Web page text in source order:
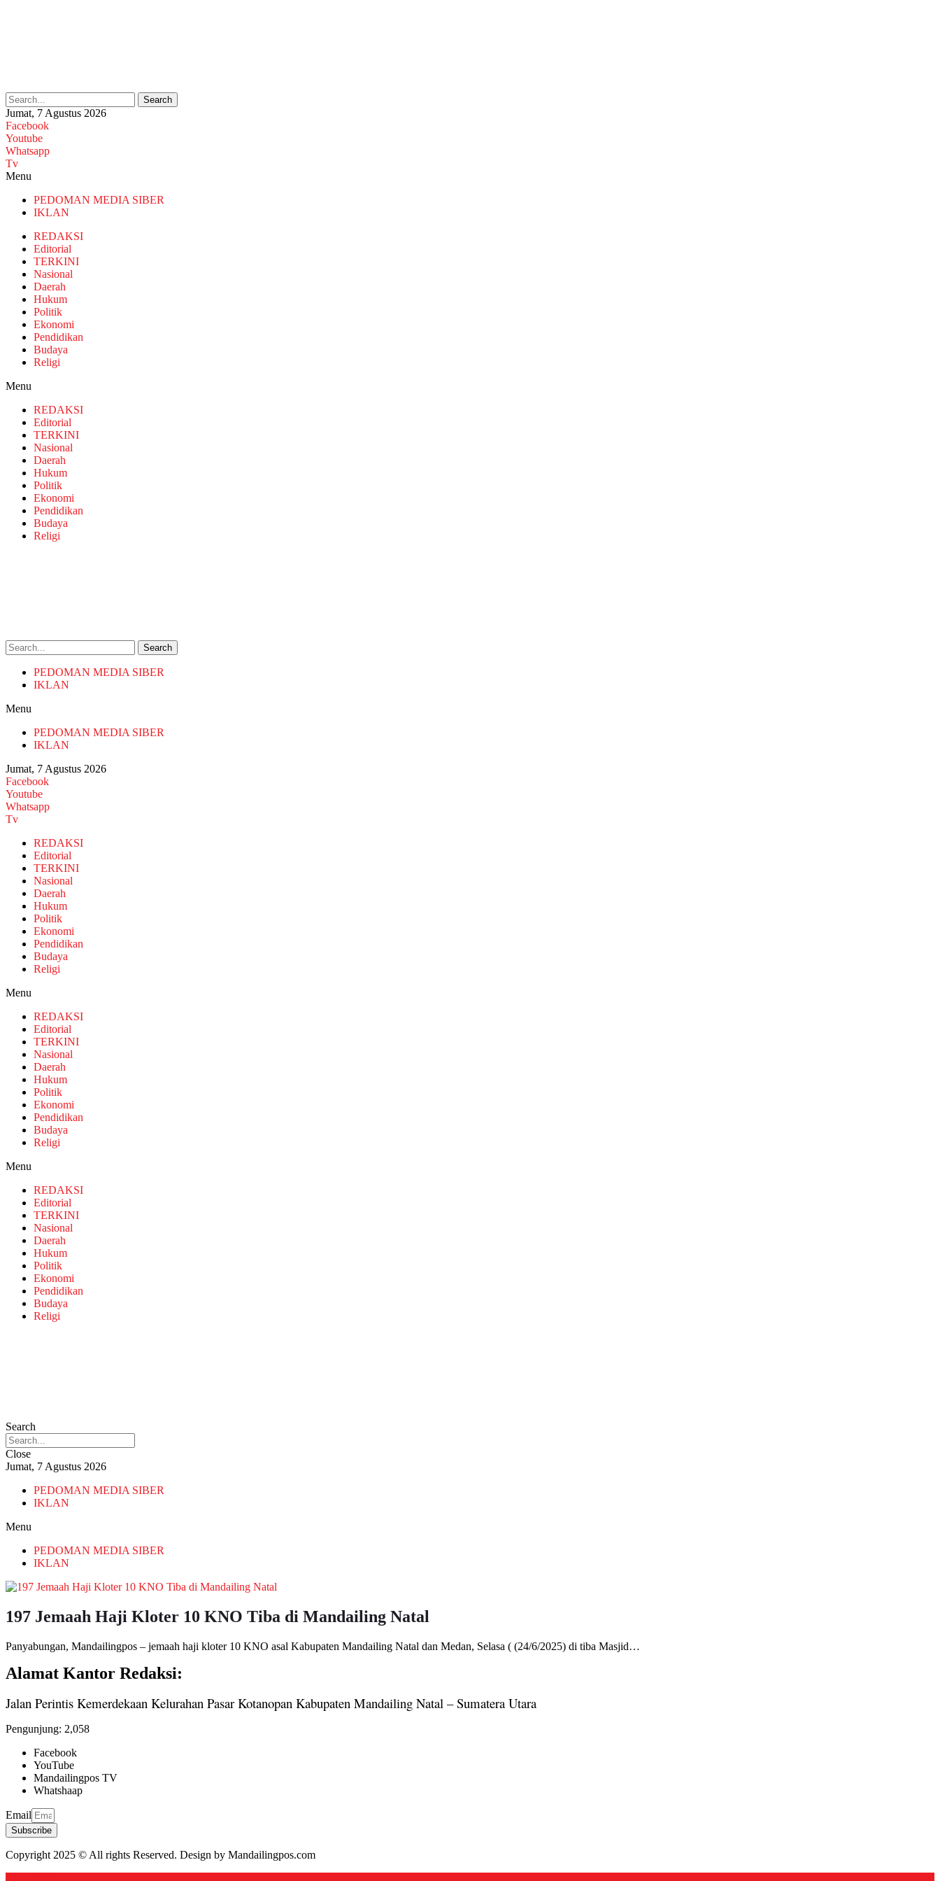
Search
Jumat, 7 Agustus 2026
Facebook
Youtube
Whatsapp
Tv
Menu
PEDOMAN MEDIA SIBER
IKLAN
REDAKSI
Editorial
TERKINI
Nasional
Daerah
Hukum
Politik
Ekonomi
Pendidikan
Budaya
Religi
Menu
REDAKSI
Editorial
TERKINI
Nasional
Daerah
Hukum
Politik
Ekonomi
Pendidikan
Budaya
Religi
Search
PEDOMAN MEDIA SIBER
IKLAN
Menu
PEDOMAN MEDIA SIBER
IKLAN
Jumat, 7 Agustus 2026
Facebook
Youtube
Whatsapp
Tv
REDAKSI
Editorial
TERKINI
Nasional
Daerah
Hukum
Politik
Ekonomi
Pendidikan
Budaya
Religi
Menu
REDAKSI
Editorial
TERKINI
Nasional
Daerah
Hukum
Politik
Ekonomi
Pendidikan
Budaya
Religi
Menu
REDAKSI
Editorial
TERKINI
Nasional
Daerah
Hukum
Politik
Ekonomi
Pendidikan
Budaya
Religi
Search
Close
Jumat, 7 Agustus 2026
PEDOMAN MEDIA SIBER
IKLAN
Menu
PEDOMAN MEDIA SIBER
IKLAN
197 Jemaah Haji Kloter 10 KNO Tiba di Mandailing Natal
Panyabungan, Mandailingpos – jemaah haji kloter 10 KNO asal Kabupaten Mandailing Natal dan Medan, Selasa ( (24/6/2025) di tiba Masjid…
Alamat Kantor Redaksi:
Jalan Perintis Kemerdekaan Kelurahan Pasar Kotanopan Kabupaten Mandailing Natal – Sumatera Utara
Pengunjung: 2,058
Facebook
YouTube
Mandailingpos TV
Whatshaap
Email
Subscribe
Copyright 2025 © All rights Reserved. Design by Mandailingpos.com